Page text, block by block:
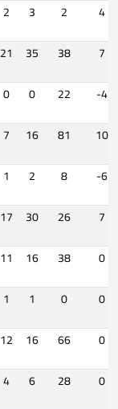
2 3 2
4
21 35 38
7
0 0 22
-4
7 16 81
10
1 2 8
-6
17 30 26
7
11 16 38
0
1 1 0
0
12 16 66
0
4 6 28 0